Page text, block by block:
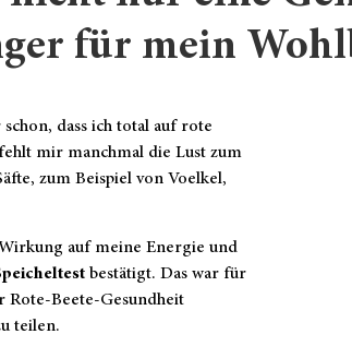
für mein
dass ich total auf rote
mir manchmal die Lust zum
zum Beispiel von Voelkel,
auf meine Energie und
bestätigt. Das war für
Rote-Beete-Gesundheit
teilen.